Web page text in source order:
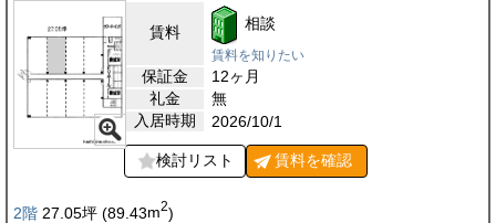
賃料 相談
賃料を知りたい
保証金
12ヶ月
礼金
無
入居時期
2026/10/1
検討リスト 賃料を確認
2階 27.05坪 (89.43m2)